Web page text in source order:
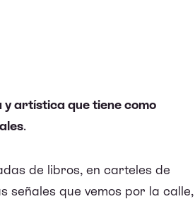
y artística que tiene como
.
de libros, en carteles de
señales que vemos por la calle,